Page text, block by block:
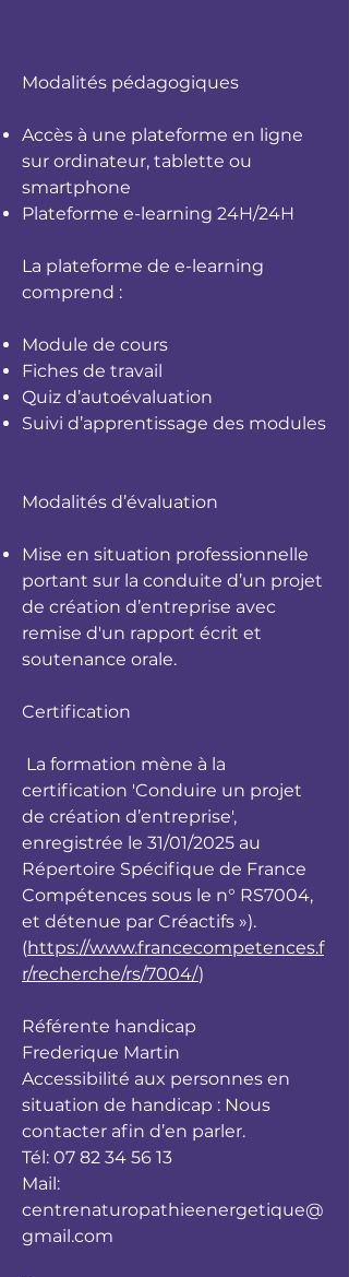
Modalités pédagogiques
Accès à une plateforme en ligne
sur ordinateur, tablette ou
smartphone
Plateforme e-learning 24H/24H
La plateforme de e-learning
comprend :
Module de cours
Fiches de travail
Quiz d’autoévaluation
Suivi d’apprentissage des modules
Modalités d’évaluation
Mise en situation professionnelle
portant sur la conduite d’un projet
de création d’entreprise avec
remise d'un rapport écrit et
soutenance orale.
Certification
La formation mène à la
certification 'Conduire un projet
de création d’entreprise',
enregistrée le 31/01/2025 au
Répertoire Spécifique de France
Compétences sous le n° RS7004,
et détenue par Créactifs »).
(https://www.francecompetences.f
r/recherche/rs/7004/)
Référente handicap
Frederique Martin
Accessibilité aux personnes en
situation de handicap : Nous
contacter afin d’en parler.
Tél: 07 82 34 56 13
Mail:
centrenaturopathieenergetique@
gmail.com